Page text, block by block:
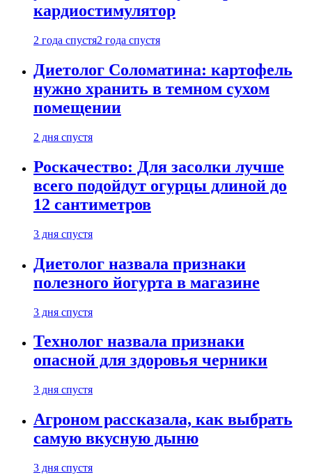
кардиостимулятор
2 года спустя2 года спустя
Диетолог Соломатина: картофель
нужно хранить в темном сухом
помещении
2 дня спустя
Роскачество: Для засолки лучше
всего подойдут огурцы длиной до
12 сантиметров
3 дня спустя
Диетолог назвала признаки
полезного йогурта в магазине
3 дня спустя
Технолог назвала признаки
опасной для здоровья черники
3 дня спустя
Агроном рассказала, как выбрать
самую вкусную дыню
3 дня спустя